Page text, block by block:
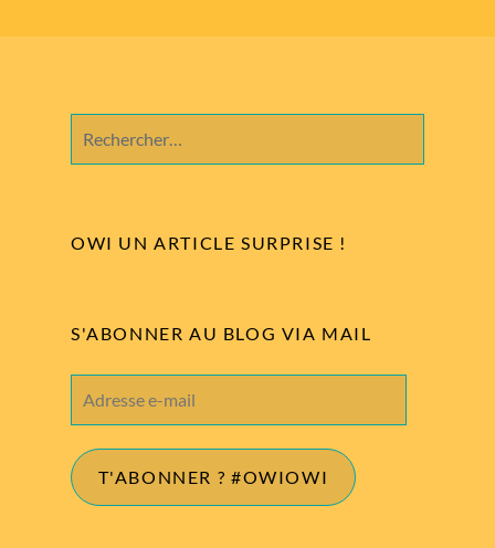
OWI UN ARTICLE SURPRISE !
S'ABONNER AU BLOG VIA MAIL
T'ABONNER ? #OWIOWI